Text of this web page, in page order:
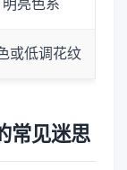
明亮色系
或低调花纹
常见迷思